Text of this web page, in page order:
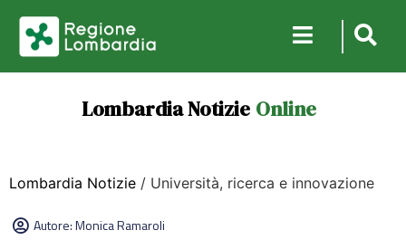
Lombardia Notizie Online
Lombardia Notizie / Università, ricerca e innovazione
Autore:Monica Ramaroli